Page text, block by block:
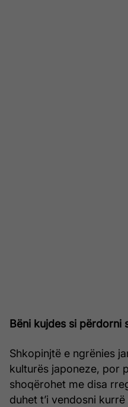
Bëni kujdes si përdorni
Shkopinjtë e ngrënies
kulturës japoneze, por
shoqërohet me disa
duhet t’i vendosni